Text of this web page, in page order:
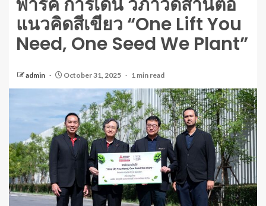
แนวคิดสีเขียว “One Lift You
Need, One Seed We Plant”
admin October 31, 2025 1 min read